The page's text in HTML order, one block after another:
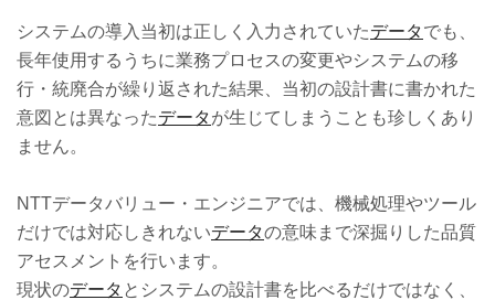
システムの導入当初は正しく入力されていたデータでも、
長年使用するうちに業務プロセスの変更やシステムの移
行・統廃合が繰り返された結果、当初の設計書に書かれた
意図とは異なったデータが生じてしまうことも珍しくあり
ません。
NTTデータバリュー・エンジニアでは、機械処理やツール
だけでは対応しきれないデータの意味まで深掘りした品質
アセスメントを行います。
現状のデータ とシステムの設計書を比べるだけではなく、